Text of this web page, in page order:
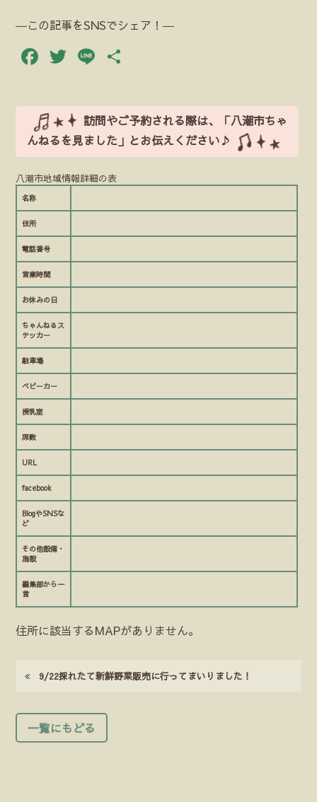
―この記事をSNSでシェア！―
Facebook
Twitter
Line
訪問やご予約される際は、「八潮市ちゃ
んねるを見ました」とお伝えください♪
八潮市地域情報詳細の表
名称
住所
電話番号
営業時間
お休みの日
ちゃんねるス
テッカー
駐車場
ベビーカー
授乳室
席数
URL
facebook
BlogやSNSな
ど
その他設備・
施設
編集部から一
言
住所に該当するMAPがありません。
9/22採れたて新鮮野菜販売に行ってまいりました！
一覧にもどる